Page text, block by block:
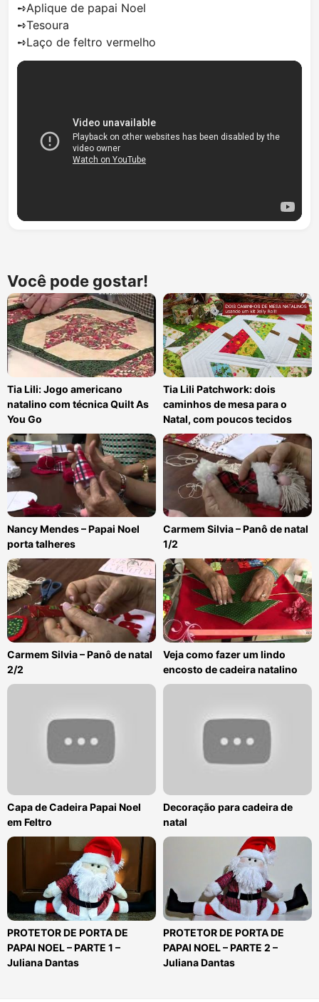
➺Aplique de papai Noel
➺Tesoura
➺Laço de feltro vermelho
Você pode gostar!
Tia Lili: Jogo americano
natalino com técnica Quilt As
You Go
Tia Lili Patchwork: dois
caminhos de mesa para o
Natal, com poucos tecidos
Nancy Mendes – Papai Noel
porta talheres
Carmem Silvia – Panô de natal
1/2
Carmem Silvia – Panô de natal
2/2
Veja como fazer um lindo
encosto de cadeira natalino
Capa de Cadeira Papai Noel
em Feltro
Decoração para cadeira de
natal
PROTETOR DE PORTA DE
PAPAI NOEL – PARTE 1 –
Juliana Dantas
PROTETOR DE PORTA DE
PAPAI NOEL – PARTE 2 –
Juliana Dantas